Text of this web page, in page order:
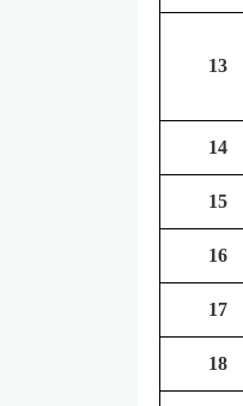
13
14
15
16
17
18